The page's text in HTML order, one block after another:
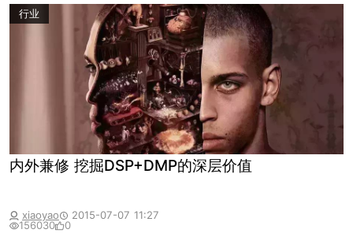
行业
内外兼修 挖掘DSP+DMP的深层价值
xiaoyao
2015-07-07 11:27
156030
0